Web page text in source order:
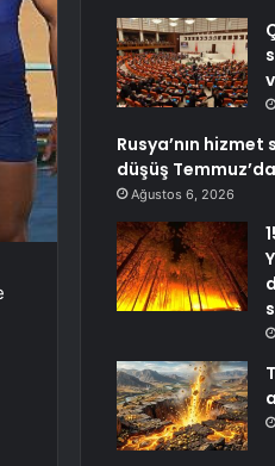
Rusya’nın
düşüş
Ağustos 6, 2026